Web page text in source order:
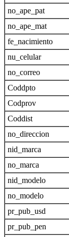
no_ape_pat
no_ape_mat
fe_nacimiento
nu_celular
no_correo
Coddpto
Codprov
Coddist
no_direccion
nid_marca
no_marca
nid_modelo
no_modelo
pr_pub_usd
pr_pub_pen